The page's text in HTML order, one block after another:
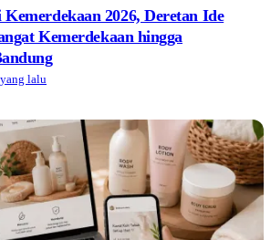
2026, Deretan Ide
Kemerdekaan hingga
lalu